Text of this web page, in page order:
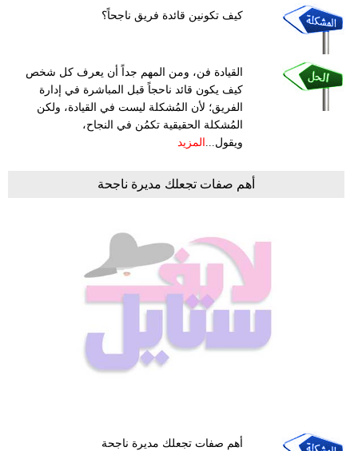
كيف تكونين قائدة فريق ناجحاً؟
القيادة فن، ومن المهم جداً أن يعرف كل شخص
كيف يكون قائد ناحجاً قبل المباشرة في إدارة
الفريق؛ لأن المُشكلة ليست في القيادة، ولكن
المُشكلة الحقيقية تكمُن في النجاح،
ويقول... المزيد
أهم صفات تجعلك مديرة ناجحة
أهم صفات تجعلك مديرة ناجحة